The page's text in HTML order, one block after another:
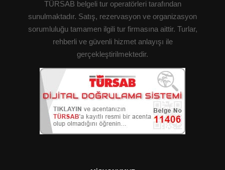
TÜRSAB belgeli tur operatörleri tarafından
sunulmaktadır. Satış, rezervasyon ve organizasyon
sorumluluğu tamamen ilgili tur firmasına aittir. Turlar,
rehberli ve güvenli hizmet anlayışı ile
gerçekleştirilmektedir.